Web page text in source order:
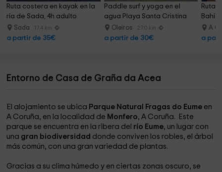
Ruta costera en kayak en la
ría de Sada, 4h adulto
Sada 17.4 km
a partir de 35€
Paddle surf y yoga en el
agua Playa Santa Cristina
Oleiros 27.0 km
a partir de 30€
Ruta
Bahía
A
a
Entorno de Casa de Graña da Acea
El alojamiento se ubica Parque Natural Fragas do Eume en
A Coruña, en la localidad de Monfero, A Coruña. Este
parque se encuentra en la ribera del río Eume, un lugar con
una gran biodiversidad donde conviven los robles, el árbol
más común, con una gran variedad de plantas.
Gracias a su clima húmedo y en ciertas zonas oscuro, se